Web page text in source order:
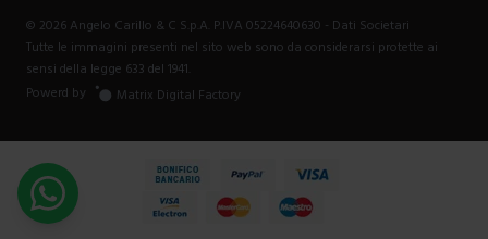
© 2026 Angelo Carillo & C S.p.A. P.IVA 05224640630 - Dati Societari
Tutte le immagini presenti nel sito web sono da considerarsi protette ai
sensi della legge 633 del 1941.
Powerd by
Matrix Digital Factory